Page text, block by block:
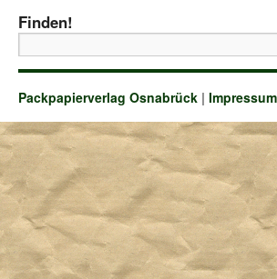
Finden!
Packpapierverlag Osnabrück |